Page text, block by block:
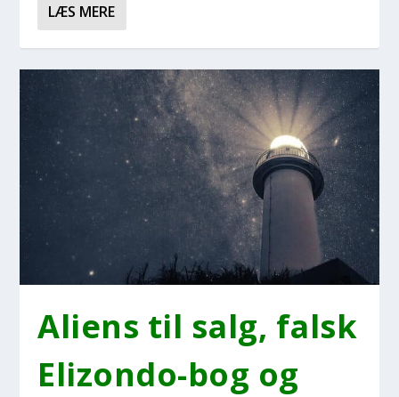
LÆS MERE
Ali­ens til salg, falsk
Elizon­do-bog og